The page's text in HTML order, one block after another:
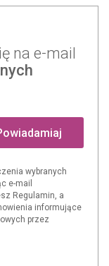
na e-mail
wybranych
e-mail
Regulamin, a
informujące
przez